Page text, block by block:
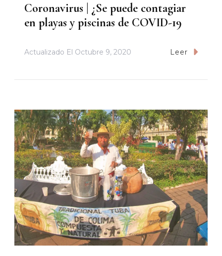
Coronavirus | ¿Se puede contagiar
en playas y piscinas de COVID-19
Actualizado El Octubre 9, 2020 Leer